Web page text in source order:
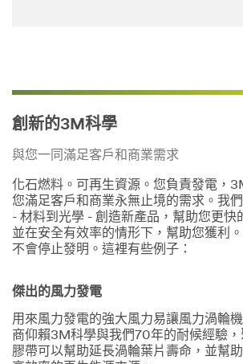
創新的3M科學
與您一同滿足客戶和商業需求
化石燃料。可再生資源。您負責發電，
您滿足客戶和商業永無止境的需求。我
- 材料到光學 - 創造新產品，幫助您更快
並在安全有效率的情形下，幫助您獲利
不會停止發明。這裡有些例子：
傑出的風力發電
用來風力發電的強大風力易讓風力渦輪
商仰賴3M科學與我們70年的耐候經驗
膠帶可以幫助延長渦輪葉片壽命，並幫